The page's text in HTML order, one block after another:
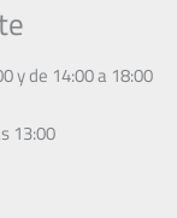
y de 14:00 a 18:00
13:00